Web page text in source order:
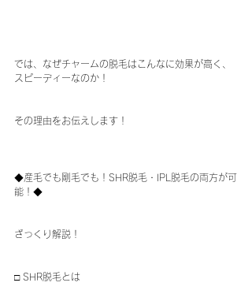
では、なぜチャームの脱毛はこんなに効果が高く、
スピーディーなのか！
その理由をお伝えします！
◆産毛でも剛毛でも！SHR脱毛・IPL脱毛の両方が可
能！◆
ざっくり解説！
□ SHR脱毛とは